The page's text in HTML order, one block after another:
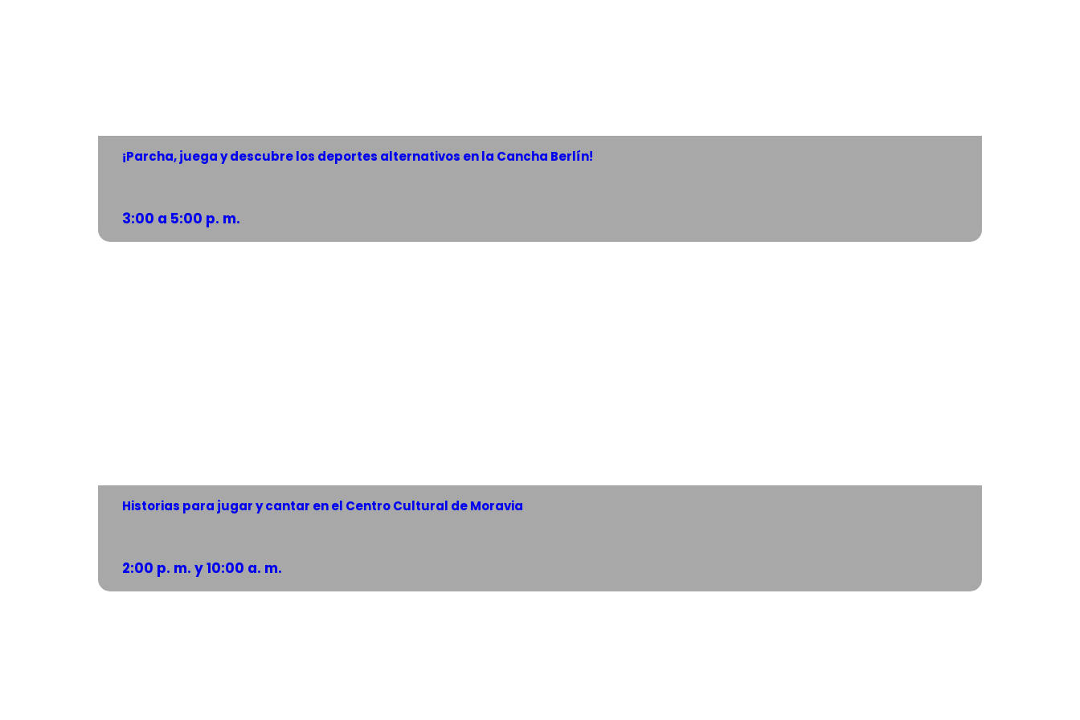
¡Parcha, juega y descubre los deportes alternativos en la Cancha Berlín!
3:00 a 5:00 p. m.
Historias para jugar y cantar en el Centro Cultural de Moravia
2:00 p. m. y 10:00 a. m.